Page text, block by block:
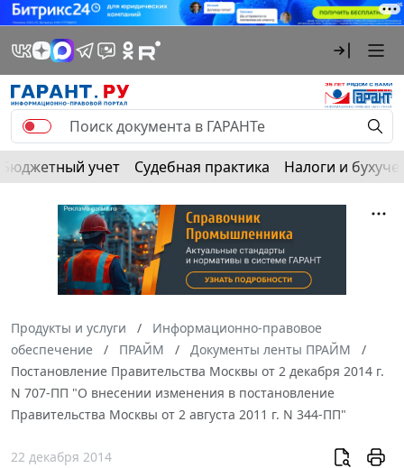
Бюджетный учет Судебная практика Налоги и
Продукты и услуги
Информационно-правовое
обеспечение
ПРАЙМ
Документы ленты ПРАЙМ
Постановление Правительства Москвы от 2 декабря 2014 г.
N 707-ПП "О внесении изменения в постановление
Правительства Москвы от 2 августа 2011 г. N 344-ПП"
22 декабря 2014